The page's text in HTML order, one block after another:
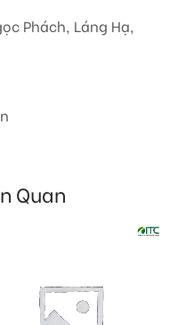
Phách, Láng Hạ,
Quan